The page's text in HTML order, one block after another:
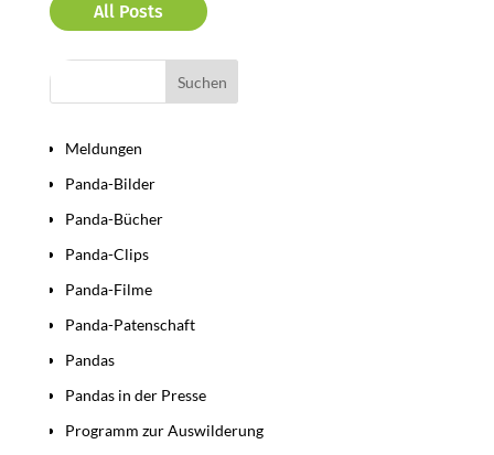
All Posts
Meldungen
Panda-Bilder
Panda-Bücher
Panda-Clips
Panda-Filme
Panda-Patenschaft
Pandas
Pandas in der Presse
Programm zur Auswilderung